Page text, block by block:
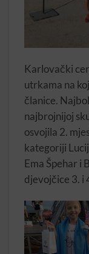
Karlovački
utrkama na
članice.
najbrojnijoj
osvojila 2.
kategoriji
Ema Špehar i
djevojčice 3. i